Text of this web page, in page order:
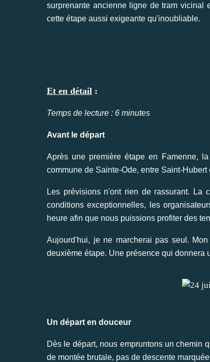
surprenante ancienne ligne de tram vicinal
cette étape aussi exigeante qu'inoubliable.
Et en détail :
Temps de lecture : 6 minutes
Avant le départ
Après une première étape en Famenne,
commune de Sainte-Ode, entre Saint-
Les prévisions n'ont rien de rassurant.
conditions exceptionnelles, les
heure afin que nous puissions profiter des
Aujourd'hui, je ne marcherai pas seul.
deuxième étape. Une présence qui donnera
Un départ en douceur
Dès le départ, nous empruntons un chemin
de montée brutale, pas de descente